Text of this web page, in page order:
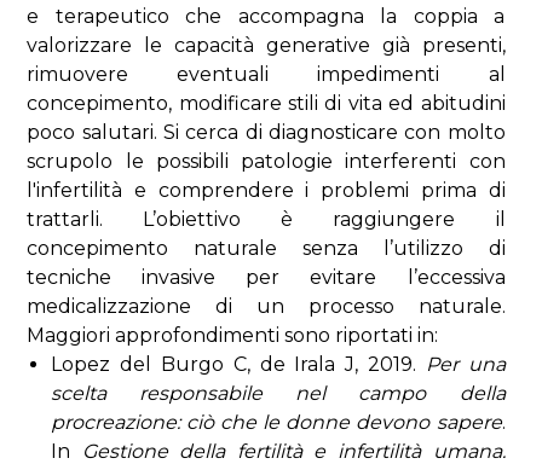
e terapeutico che accompagna la coppia a
valorizzare le capacità generative già presenti,
rimuovere eventuali impedimenti al
concepimento, modificare stili di vita ed abitudini
poco salutari. Si cerca di diagnosticare con molto
scrupolo le possibili patologie interferenti con
l'infertilità e comprendere i problemi prima di
trattarli. L’obiettivo è raggiungere il
concepimento naturale senza l’utilizzo di
tecniche invasive per evitare l’eccessiva
medicalizzazione di un processo naturale.
Maggiori approfondimenti sono riportati in:
Lopez del Burgo C, de Irala J, 2019. Per una
scelta responsabile nel campo della
procreazione: ciò che le donne devono sapere.
In
Gestione della fertilità e infertilità umana.